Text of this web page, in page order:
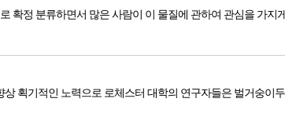
정 분류하면서 많은 사람이 이 물질에 관하여 관심을 가지
획기적인 노력으로 로체스터 대학의 연구자들은 벌거숭이두